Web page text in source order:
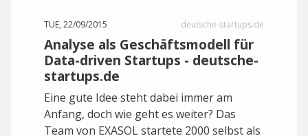
TUE, 22/09/2015 deutsche-startups.de
Analyse als Geschäftsmodell für
Data-driven Startups - deutsche-
startups.de
Eine gute Idee steht dabei immer am
Anfang, doch wie geht es weiter? Das
Team von EXASOL startete 2000 selbst als